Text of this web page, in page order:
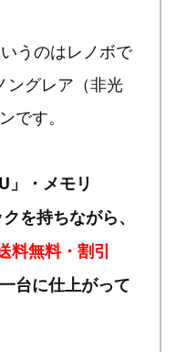
うのはレノボで
ングレア（非光
です。
」・メモリ
を持ちながら、
料無料・割引
台に仕上がって